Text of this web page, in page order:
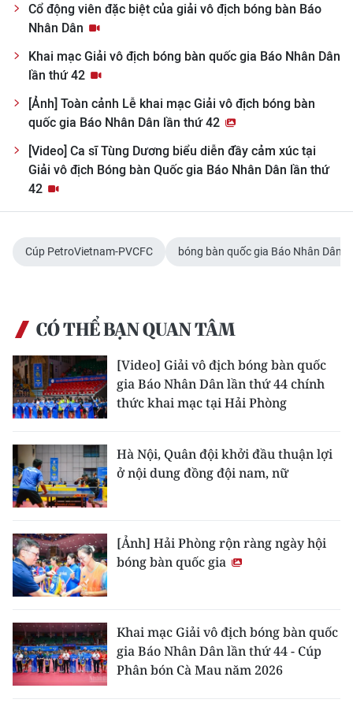
Cổ động viên đặc biệt của giải vô địch bóng bàn Báo
Nhân Dân
Khai mạc Giải vô địch bóng bàn quốc gia Báo Nhân Dân
lần thứ 42
[Ảnh] Toàn cảnh Lễ khai mạc Giải vô địch bóng bàn
quốc gia Báo Nhân Dân lần thứ 42
[Video] Ca sĩ Tùng Dương biểu diễn đầy cảm xúc tại
Giải vô địch Bóng bàn Quốc gia Báo Nhân Dân lần thứ
42
Cúp PetroVietnam-PVCFC bóng bàn quốc gia Báo Nhân Dân
CÓ THỂ BẠN QUAN TÂM
[Video] Giải vô địch bóng bàn quốc
gia Báo Nhân Dân lần thứ 44 chính
thức khai mạc tại Hải Phòng
Hà Nội, Quân đội khởi đầu thuận lợi
ở nội dung đồng đội nam, nữ
[Ảnh] Hải Phòng rộn ràng ngày hội
bóng bàn quốc gia
Khai mạc Giải vô địch bóng bàn quốc
gia Báo Nhân Dân lần thứ 44 - Cúp
Phân bón Cà Mau năm 2026